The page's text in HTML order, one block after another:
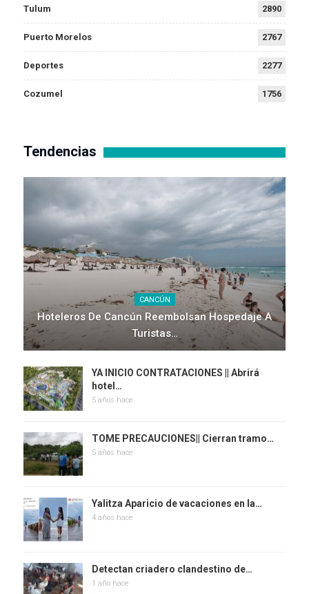
Tulum 2890
Puerto Morelos 2767
Deportes 2277
Cozumel 1756
Tendencias
CANCÚN
Hoteleros De Cancún Reembolsan Hospedaje A
Turistas…
YA INICIO CONTRATACIONES || Abrirá
hotel…
5 años hace
TOME PRECAUCIONES|| Cierran tramo…
5 años hace
Yalitza Aparicio de vacaciones en la…
4 años hace
Detectan criadero clandestino de…
1 año hace